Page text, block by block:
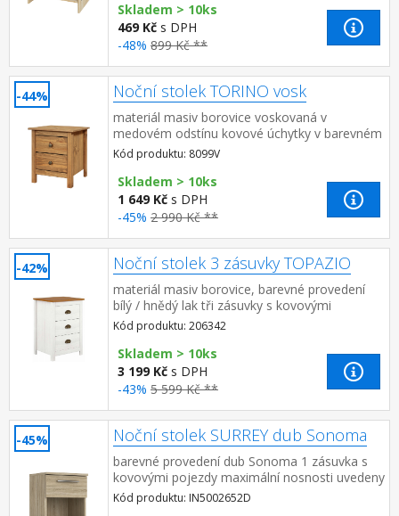
Skladem > 10ks
469 Kč s DPH
-48% 899 Kč **
-44% Noční stolek TORINO vosk
materiál masiv borovice voskovaná v
medovém odstínu kovové úchytky v barevném
provedení černěná mosaz 2 zásuvky s
kovovými pojezdy
Kód produktu: 8099V
Skladem > 10ks
1 649 Kč s DPH
-45% 2 990 Kč **
-42% Noční stolek 3 zásuvky TOPAZIO
materiál masiv borovice, barevné provedení
bílý / hnědý lak tři zásuvky s kovovými
úchytkami a pojezdy
Kód produktu: 206342
Skladem > 10ks
3 199 Kč s DPH
-43% 5 599 Kč **
-45% Noční stolek SURREY dub Sonoma
barevné provedení dub Sonoma 1 zásuvka s
kovovými pojezdy maximální nosnosti uvedeny
v návodu k montáži
Kód produktu: IN5002652D